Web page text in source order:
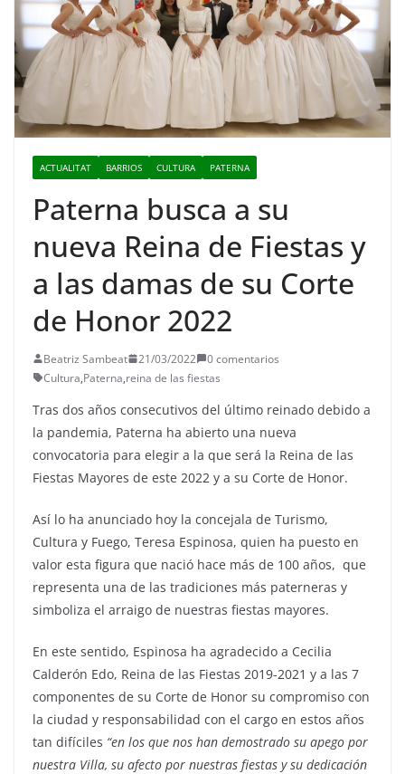
ACTUALITAT BARRIOS CULTURA PATERNA
Paterna busca a su
nueva Reina de Fiestas y
a las damas de su Corte
de Honor 2022
Beatriz Sambeat 21/03/2022
0 comentarios
Cultura,Paterna,reina de las fiestas
Tras dos años consecutivos del último reinado debido a
la pandemia, Paterna ha abierto una nueva
convocatoria para elegir a la que será la Reina de las
Fiestas Mayores de este 2022 y a su Corte de Honor.
Así lo ha anunciado hoy la concejala de Turismo,
Cultura y Fuego, Teresa Espinosa, quien ha puesto en
valor esta figura que nació hace más de 100 años, que
representa una de las tradiciones más paterneras y
simboliza el arraigo de nuestras fiestas mayores.
En este sentido, Espinosa ha agradecido a Cecilia
Calderón Edo, Reina de las Fiestas 2019-2021 y a las 7
componentes de su Corte de Honor su compromiso con
la ciudad y responsabilidad con el cargo en estos años
tan difíciles “en los que nos han demostrado su apego por
nuestra Villa, su afecto por nuestras fiestas y su dedicación